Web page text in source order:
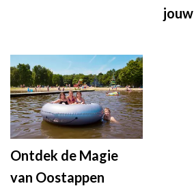
Ontdek de Magie
van Oostappen